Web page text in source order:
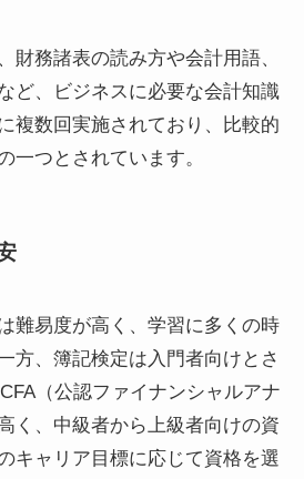
財務諸表の読み方や会計用語、
ど、ビジネスに必要な会計知識
複数回実施されており、比較的
一つとされています。
難易度が高く、学習に多くの時
方、簿記検定は入門者向けとさ
（公認ファイナンシャルアナ
く、中級者から上級者向けの資
キャリア目標に応じて資格を選